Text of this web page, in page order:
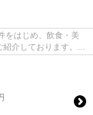
をはじめ、飲食・美
介しております。